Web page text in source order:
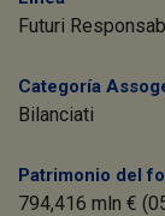
Futuri
Categoría
Bilanciati
Patrimonio del
794,416 mln €